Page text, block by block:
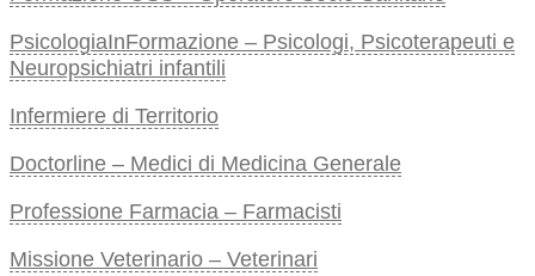
PsicologiaInFormazione – Psicologi, Psicoterapeuti e
Neuropsichiatri infantili
Infermiere di Territorio
Doctorline – Medici di Medicina Generale
Professione Farmacia – Farmacisti
Missione Veterinario – Veterinari